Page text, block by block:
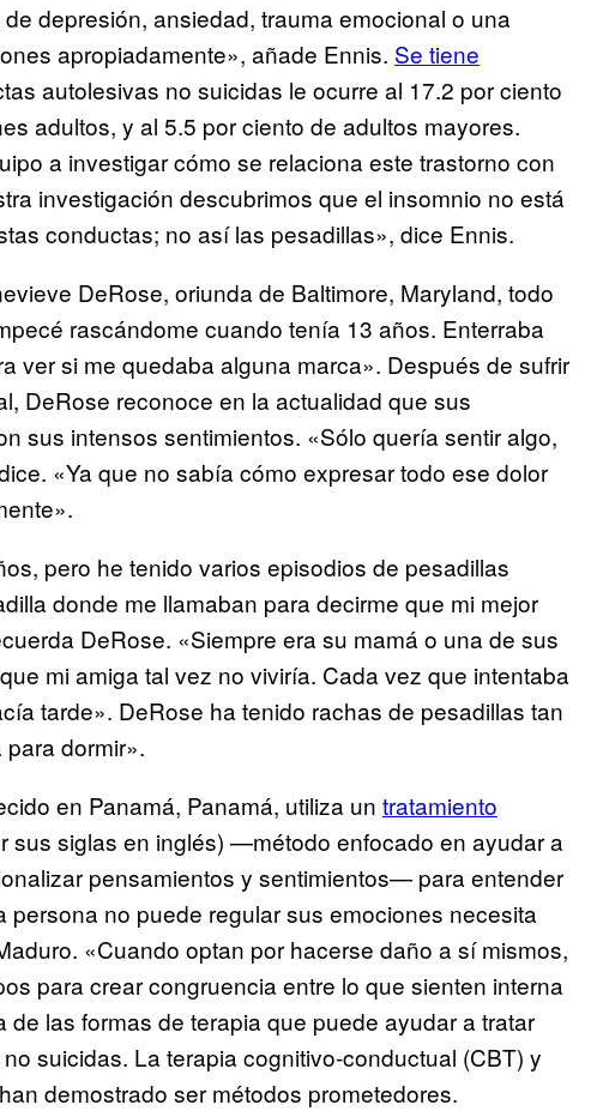
depresión, ansiedad, trauma emocional o una
apropiadamente», añade Ennis. Se tiene
autolesivas no suicidas le ocurre al 17.2 por ciento
adultos, y al 5.5 por ciento de adultos mayores.
a investigar cómo se relaciona este trastorno con
investigación descubrimos que el insomnio no está
conductas; no así las pesadillas», dice Ennis.
DeRose, oriunda de Baltimore, Maryland, todo
rascándome cuando tenía 13 años. Enterraba
ver si me quedaba alguna marca». Después de sufrir
DeRose reconoce en la actualidad que sus
sus intensos sentimientos. «Sólo quería sentir algo,
«Ya que no sabía cómo expresar todo ese dolor
pero he tenido varios episodios de pesadillas
donde me llamaban para decirme que mi mejor
DeRose. «Siempre era su mamá o una de sus
mi amiga tal vez no viviría. Cada vez que intentaba
tarde». DeRose ha tenido rachas de pesadillas tan
dormir».
en Panamá, Panamá, utiliza un tratamiento
sus siglas en inglés) —método enfocado en ayudar a
pensamientos y sentimientos— para entender
no puede regular sus emociones necesita
«Cuando optan por hacerse daño a sí mismos,
para crear congruencia entre lo que sienten interna
las formas de terapia que puede ayudar a tratar
suicidas. La terapia cognitivo-conductual (CBT) y
demostrado ser métodos prometedores.